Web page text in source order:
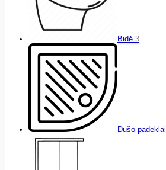
Bidė 3
Dušo padėklai